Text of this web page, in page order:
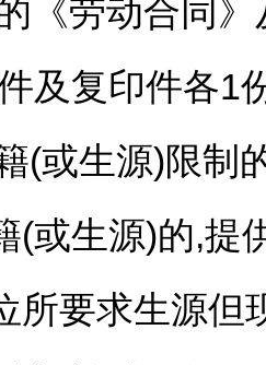
《劳动合同
及复印件各1
生源)限制的
(或生源)的,提
所要求生源但